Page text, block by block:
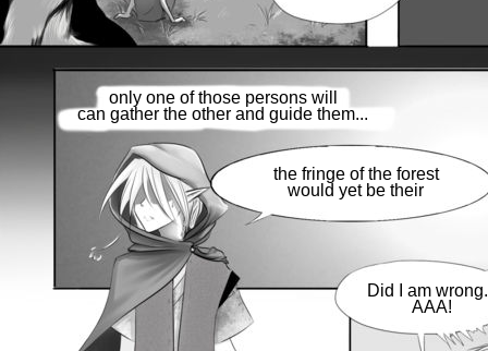
only one of those persons will
can gather the other and guide them...
the fringe of the forest
would yet be their
Did I am
AAA!